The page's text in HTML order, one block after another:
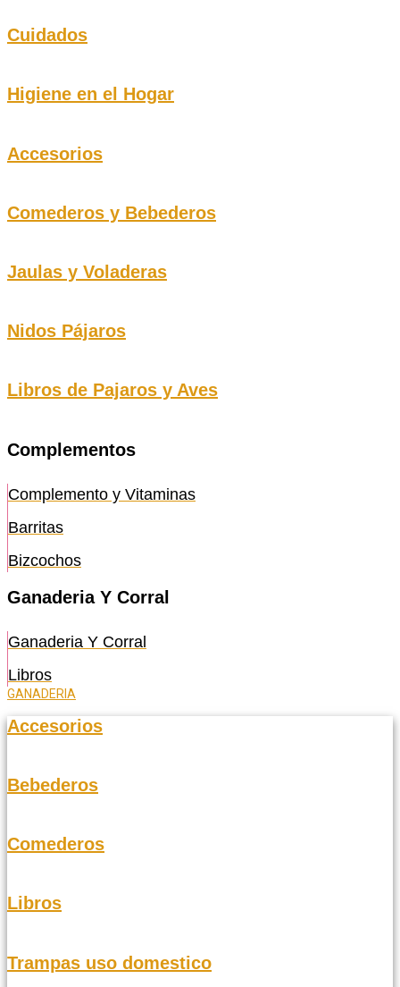
Cuidados
Higiene en el Hogar
Accesorios
Comederos y Bebederos
Jaulas y Voladeras
Nidos Pájaros
Libros de Pajaros y Aves
Complementos
Complemento y Vitaminas
Barritas
Bizcochos
Ganaderia Y Corral
Ganaderia Y Corral
Libros
GANADERIA
Accesorios
Bebederos
Comederos
Libros
Trampas uso domestico